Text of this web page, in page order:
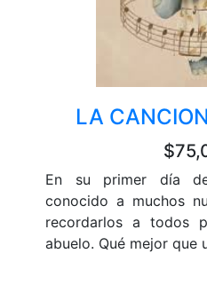
LA
En su primer día
conocido a muchos
recordarlos a todos
abuelo. Qué mejor que